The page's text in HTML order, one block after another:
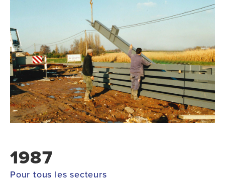
1987
Pour tous les secteurs